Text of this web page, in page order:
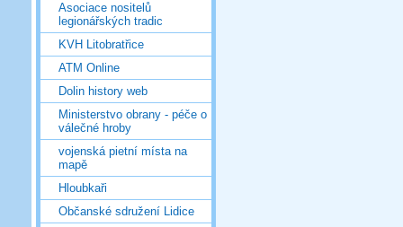
Asociace nositelů
legionářských tradic
KVH Litobratřice
ATM Online
Dolin history web
Ministerstvo obrany - péče o
válečné hroby
vojenská pietní místa na
mapě
Hloubkaři
Občanské sdružení Lidice